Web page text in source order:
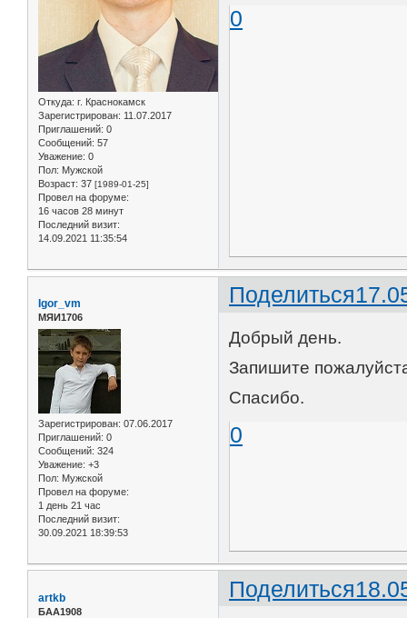
Откуда: г. Краснокамск
Зарегистрирован: 11.07.2017
Приглашений: 0
Сообщений: 57
Уважение: 0
Пол: Мужской
Возраст: 37 [1989-01-25]
Провел на форуме:
16 часов 28 минут
Последний визит:
14.09.2021 11:35:54
0
Поделиться
Igor_vm
МЯИ1706
Зарегистрирован: 07.06.2017
Приглашений: 0
Сообщений: 324
Уважение: +3
Пол: Мужской
Провел на форуме:
1 день 21 час
Последний визит:
30.09.2021 18:39:53
Добрый день.
Запишите
Спасибо.
0
Поделиться
artkb
БАА1908